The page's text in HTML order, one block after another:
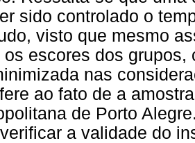
sido controlado o
visto que mesmo
os escores dos
nas
ao fato de a
de Porto
a validade do